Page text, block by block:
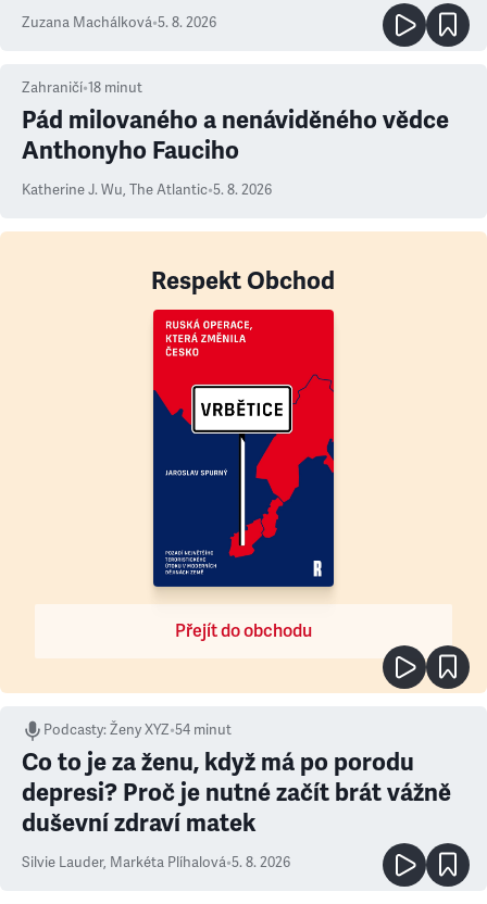
Zuzana Machálková•5. 8. 2026
Zahraničí•18 minut
Pád milovaného a nenáviděného vědce
Anthonyho Fauciho
Katherine J. Wu, The Atlantic•5. 8. 2026
Respekt Obchod
Přejít do obchodu
Podcasty:Ženy XYZ•54 minut
Co to je za ženu, když má po porodu
depresi? Proč je nutné začít brát vážně
duševní zdraví matek
Silvie Lauder, Markéta Plíhalová•5. 8. 2026